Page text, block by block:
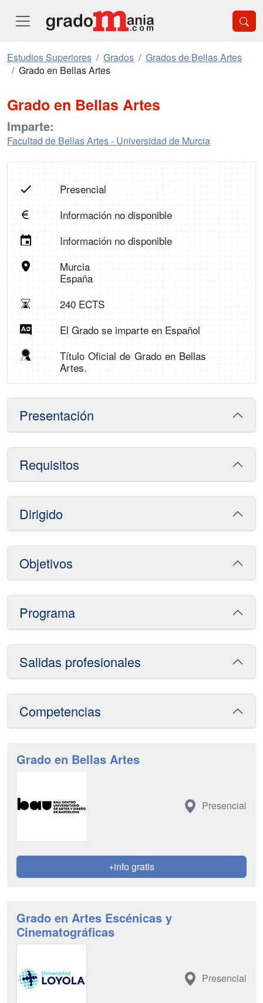
Estudios Superiores Grados
Grados de Bellas Artes
Grado en Bellas Artes
Grado en Bellas Artes
Imparte:
Facultad de Bellas Artes - Universidad de Murcia
Presencial
Información no disponible
Información no disponible
Murcia
España
240 ECTS
El Grado se imparte en Español
Título Oficial de Grado en Bellas
Artes.
Presentación
Requisitos
Dirigido
Objetivos
Programa
Salidas profesionales
Competencias
Grado en Bellas Artes
Presencial
+info gratis
Grado en Artes Escénicas y
Cinematográficas
Presencial